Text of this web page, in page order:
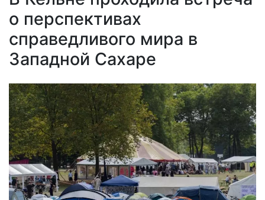
о перспективах
справедливого мира в
Западной Сахаре